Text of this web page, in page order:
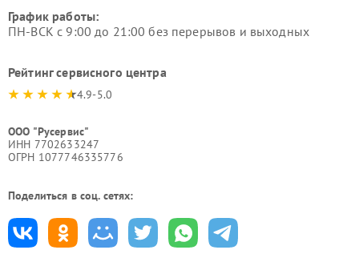
График работы:
ПН-ВСК с 9:00 до 21:00 без перерывов и выходных
Рейтинг сервисного центра
4.9-5.0
ООО "Русервис"
ИНН 7702633247
ОГРН 1077746335776
Поделиться в соц. сетях: